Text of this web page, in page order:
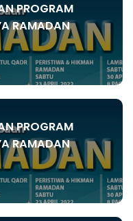
PROGRAM
RAMADAN
PROGRAM
RAMADAN